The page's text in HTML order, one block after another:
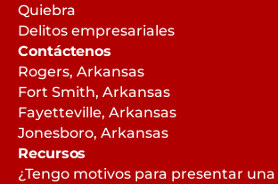
Quiebra
Delitos empresariales
Contáctenos
Rogers, Arkansas
Fort Smith, Arkansas
Fayetteville, Arkansas
Jonesboro, Arkansas
Recursos
¿Tengo motivos para presentar